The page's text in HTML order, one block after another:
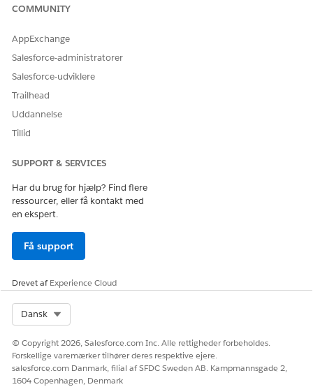
LØSTE DENNE ARTIKEL DIT PROBLEM?
COMMUNITY
AppExchange
Salesforce-administratorer
Salesforce-udviklere
Trailhead
Uddannelse
Tillid
SUPPORT & SERVICES
Har du brug for hjælp? Find flere
ressourcer, eller få kontakt med
en ekspert.
Få support
Drevet afExperience Cloud
Dansk
© Copyright 2026, Salesforce.com Inc. Alle rettigheder forbeholdes.
Forskellige varemærker tilhører deres respektive ejere.
salesforce.com Danmark, filial af SFDC Sweden AB. Kampmannsgade 2,
1604 Copenhagen, Denmark